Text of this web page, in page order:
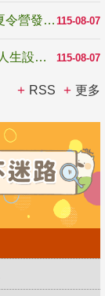
115-08-07
跨越限制，探索潛能！115年多元潛能發展夏令營發掘生命無限可能
115-08-07
高齡不是終點而是夢想起點！教育部打造「人生設計夢工場」 參展第3屆高齡健康產業博覽會
RSS 更多